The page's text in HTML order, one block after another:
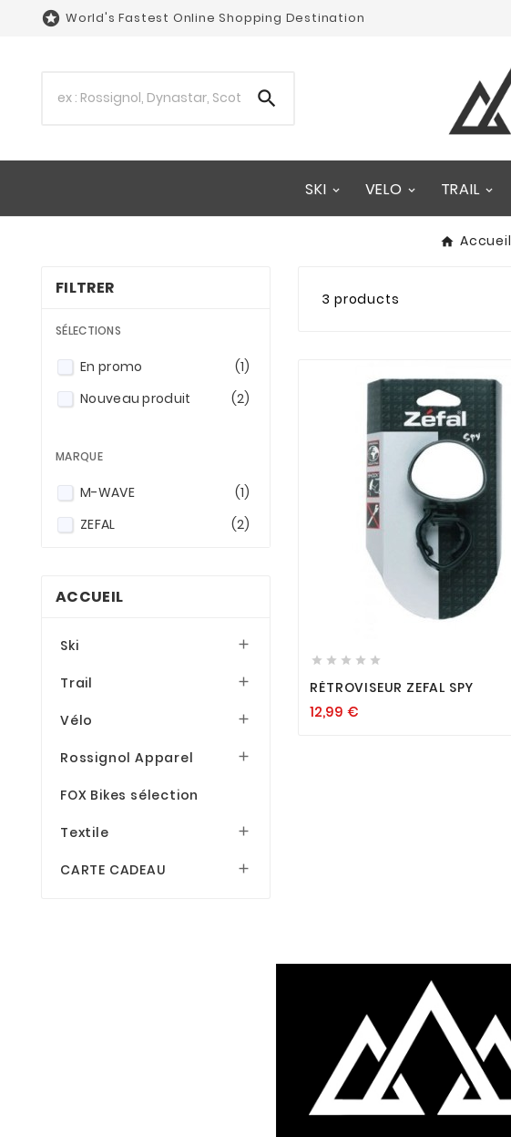
 World's Fastest Online Shopping Destination

SKI VELO TRAIL
Accueil
FILTRER
SÉLECTIONS
En promo
(1)
Nouveau produit
(2)
MARQUE
M-WAVE
(1)
ZEFAL
(2)
ACCUEIL
Ski 
Trail 
Vélo 
Rossignol Apparel 
FOX Bikes sélection
Textile 
CARTE CADEAU 
3 products
 
    
RÉTROVISEUR ZEFAL SPY
12,99€